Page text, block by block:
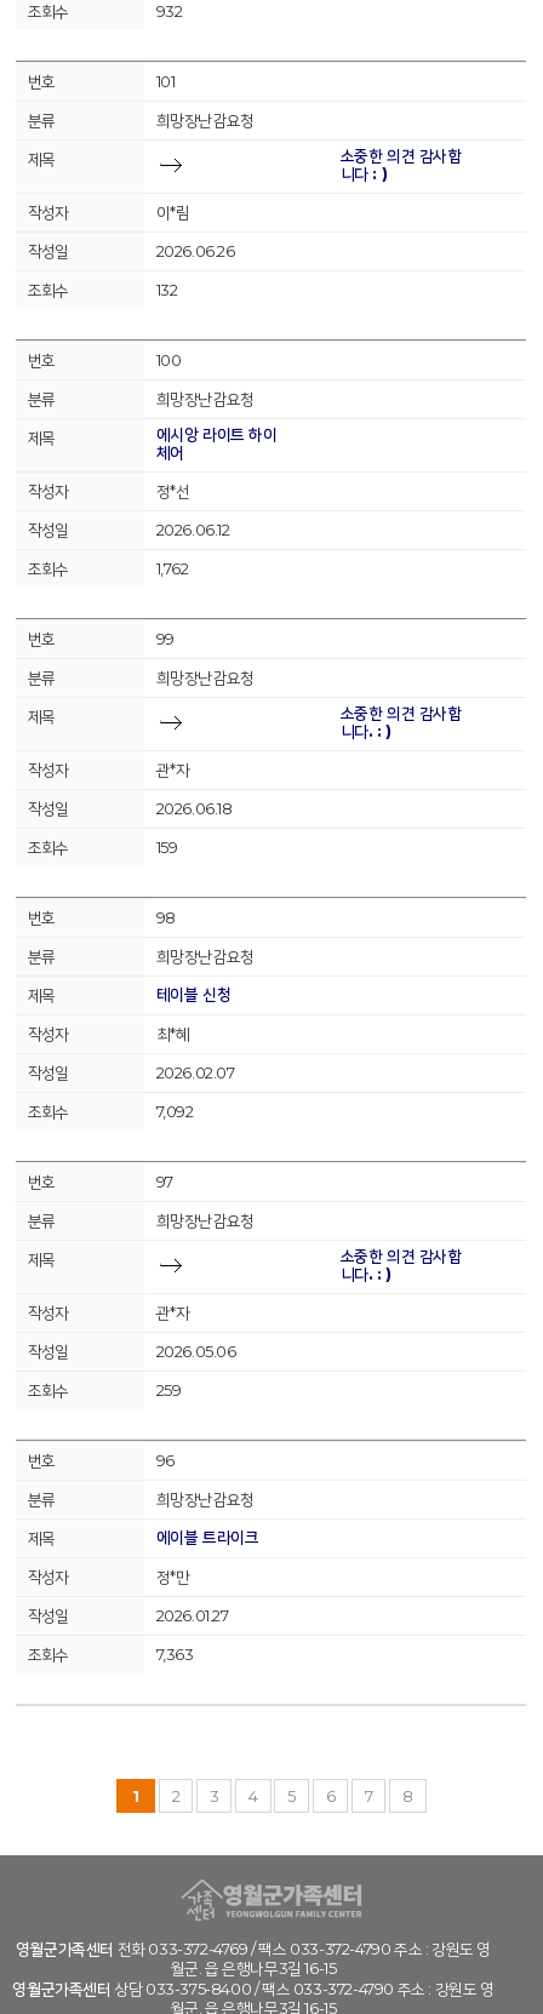
932
101
희망장난감요청
소중한 의견 감사합
니다 : )
이*림
2026.06.26
132
100
희망장난감요청
에시앙 라이트 하이
체어
정*선
2026.06.12
1,762
99
희망장난감요청
소중한 의견 감사합
니다. : )
관*자
2026.06.18
159
98
희망장난감요청
테이블 신청
최*혜
2026.02.07
7,092
97
희망장난감요청
소중한 의견 감사합
니다. : )
관*자
2026.05.06
259
96
희망장난감요청
에이블 트라이크
정*만
2026.01.27
7,363
1 2 3 4 5 6 7 8
영월군가족센터 전화 033-372-4769 / 팩스 033-372-4790 주소 : 강원도 영
월군. 읍 은행나무3길 16-15
영월군가족센터 상담 033-375-8400 / 팩스 033-372-4790 주소 : 강원도 영
월군. 읍 은행나무3길 16-15